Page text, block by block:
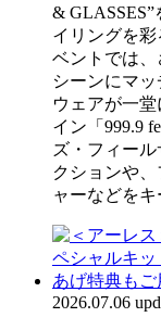
&
イリングを
ベントでは
シーンにマッ
ウェアが一
イン「999.9
ズ・フィー
クションや
ャーなどを
2026.07.06